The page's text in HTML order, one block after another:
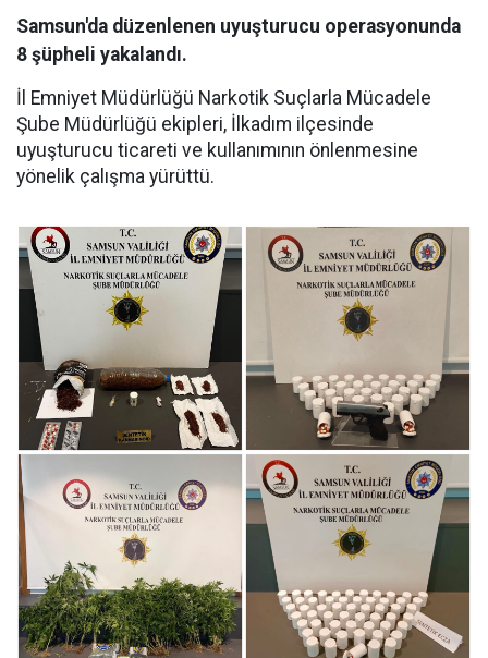
Samsun'da düzenlenen uyuşturucu operasyonunda
8 şüpheli yakalandı.
İl Emniyet Müdürlüğü Narkotik Suçlarla Mücadele
Şube Müdürlüğü ekipleri, İlkadım ilçesinde
uyuşturucu ticareti ve kullanımının önlenmesine
yönelik çalışma yürüttü.